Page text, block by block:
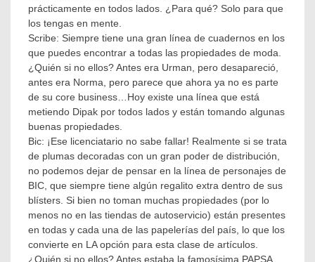
prácticamente en todos lados. ¿Para qué? Solo para que
los tengas en mente.
Scribe: Siempre tiene una gran línea de cuadernos en los
que puedes encontrar a todas las propiedades de moda.
¿Quién si no ellos? Antes era Urman, pero desapareció,
antes era Norma, pero parece que ahora ya no es parte
de su core business…Hoy existe una línea que está
metiendo Dipak por todos lados y están tomando algunas
buenas propiedades.
Bic: ¡Ese licenciatario no sabe fallar! Realmente si se trata
de plumas decoradas con un gran poder de distribución,
no podemos dejar de pensar en la línea de personajes de
BIC, que siempre tiene algún regalito extra dentro de sus
blísters. Si bien no toman muchas propiedades (por lo
menos no en las tiendas de autoservicio) están presentes
en todas y cada una de las papelerías del país, lo que los
convierte en LA opción para esta clase de artículos.
¿Quién si no ellos? Antes estaba la famosísima PAPSA